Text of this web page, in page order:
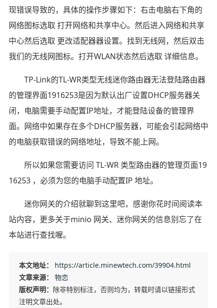
现错误导致的，具体的操作步骤如下：右击电脑右下角的
网络图标选取 打开网络和共享中心。然后进入网络和共享
中心然后选取 更改适配器器设置。找到无线网，然后双击
我们的无线网图标。打开WLAN状态然后选取 详细信息。
TP-Link的TL-WR类型无线迷你路由器无法登陆路由器
的管理界面1916253是因为默认出厂设置DHCP服务器关
闭，电脑需要手动配置IP地址，才能登陆设备的管理界
面。网络中如果存在多个DHCP服务器，可能会引起网络中
的电脑获取错误的网络地址，导致不能上网。
所以如果您需要访问 TL-WR 类型路由器的管理页面19
16253 ，必须为您的电脑手动配置IP 地址。
迷你网关的介绍就聊到这里吧，感谢你花时间阅读本
站内容，更多关于minio 网关、迷你网关的信息别忘了在
本站进行查找喔。
本文地址：
https://article.minewtech.com/39904.html
文章来源：
物恋
版权声明： 除非特别标注，否则均为，转载时请以链接形式
注明文章出处。